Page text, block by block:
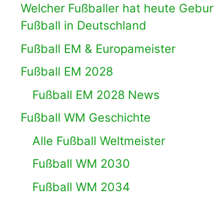
Welcher Fußballer hat heute
Fußball in Deutschland
Fußball EM & Europameister
Fußball EM 2028
Fußball EM 2028 News
Fußball WM Geschichte
Alle Fußball Weltmeister
Fußball WM 2030
Fußball WM 2034